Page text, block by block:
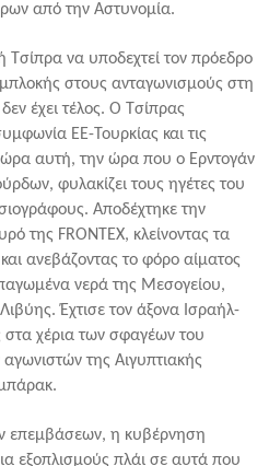
από την Αστυνομία.
Τσίπρα να υποδεχτεί τον πρόεδρο
στους ανταγωνισμούς στη
έχει τέλος. Ο Τσίπρας
ΕΕ-Τουρκίας και τις
αυτή, την ώρα που ο Ερντογάν
φυλακίζει τους ηγέτες του
Αποδέχτηκε την
της FRONTEX, κλείνοντας τα
ανεβάζοντας το φόρο αίματος
νερά της Μεσογείου,
Έχτισε τον άξονα Ισραήλ-
στα χέρια των σφαγέων του
της Αιγυπτιακής
επεμβάσεων, η κυβέρνηση
εξοπλισμούς πλάι σε αυτά που